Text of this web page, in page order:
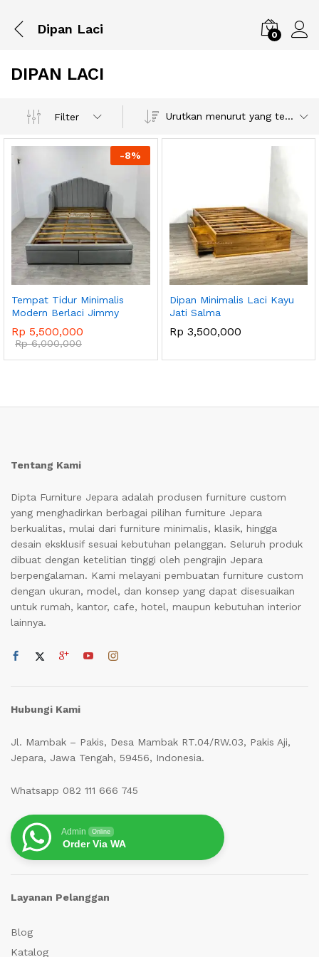
Dipan Laci 0
DIPAN LACI
Filter Urutkan menurut yang terbaru
-8%
Tempat Tidur Minimalis
Modern Berlaci Jimmy
Rp 5,500,000
Rp6,000,000
Dipan Minimalis Laci Kayu
Jati Salma
Rp 3,500,000
Tentang Kami
Dipta Furniture Jepara adalah produsen furniture custom
yang menghadirkan berbagai pilihan furniture Jepara
berkualitas, mulai dari furniture minimalis, klasik, hingga
desain eksklusif sesuai kebutuhan pelanggan. Seluruh produk
dibuat dengan ketelitian tinggi oleh pengrajin Jepara
berpengalaman. Kami melayani pembuatan furniture custom
dengan ukuran, model, dan konsep yang dapat disesuaikan
untuk rumah, kantor, cafe, hotel, maupun kebutuhan interior
lainnya.
Hubungi Kami
Jl. Mambak – Pakis, Desa Mambak RT.04/RW.03, Pakis Aji,
Jepara, Jawa Tengah, 59456, Indonesia.
Whatsapp 082 111 666 745
Admin Online
Order Via WA
Layanan Pelanggan
Blog
Katalog